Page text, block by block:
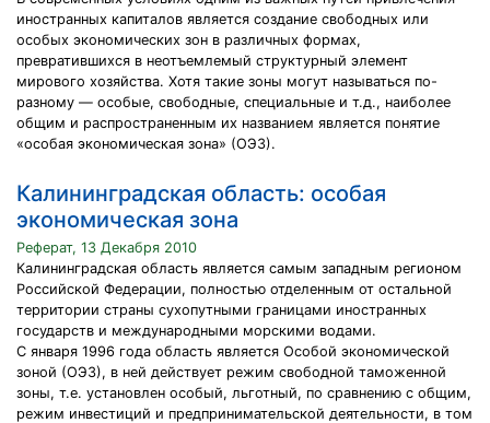
иностранных капиталов является создание свободных или
особых экономических зон в различных формах,
превратившихся в неотъемлемый структурный элемент
мирового хозяйства. Хотя такие зоны могут назы­ваться по-
разному — особые, свободные, специальные и т.д., наиболее
общим и распространенным их названием является понятие
«особая экономичес­кая зона» (ОЭЗ).
Калининградская область: особая
экономическая зона
Реферат, 13 Декабря 2010
Калининградская область является самым западным регионом
Российской Федерации, полностью отделенным от остальной
территории страны сухопутными границами иностранных
государств и международными морскими водами.
С января 1996 года область является Особой экономической
зоной (ОЭЗ), в ней действует режим свободной таможенной
зоны, т.е. установлен особый, льготный, по сравнению с общим,
режим инвестиций и предпринимательской деятельности, в том